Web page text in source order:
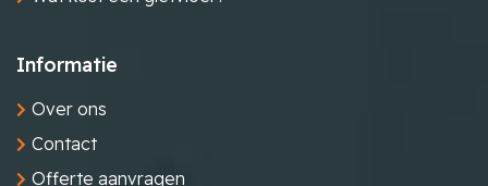
Informatie
Over ons
Contact
Offerte aanvragen